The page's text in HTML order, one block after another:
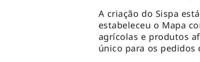
A criação do Sispa
estabeleceu o Mapa
agrícolas e produtos
único para os pedidos